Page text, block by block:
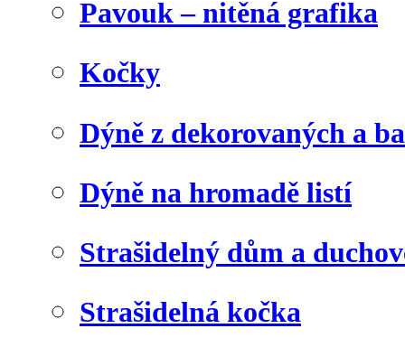
Pavouk – nitěná grafika
Kočky
Dýně z dekorovaných a
Dýně na hromadě listí
Strašidelný dům a
Strašidelná kočka